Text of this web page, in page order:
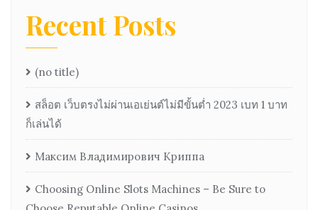
Recent Posts
(no title)
สล็อต เว็บตรงไม่ผ่านเอเย่นต์ไม่มีขั้นต่ำ 2023 เบท 1 บาท
ก็เล่นได้
Максим Владимирович Криппа
Choosing Online Slots Machines – Be Sure to